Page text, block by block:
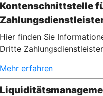
Kontenschnittstelle
Hier finden Sie
Dritte
Mehr erfahren